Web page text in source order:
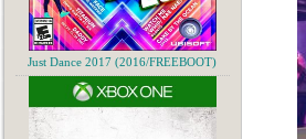
Just Dance 2017 (2016/FREEBOOT)